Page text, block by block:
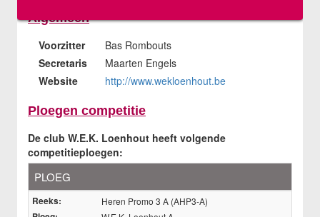
CLUBSHOP
LIVE SCORE